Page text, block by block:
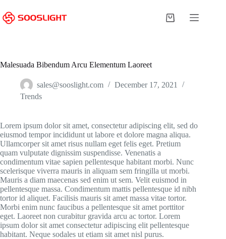
to
content
Shopping
Malesuada Bibendum Arcu Elementum Laoreet
sales@sooslight.com
December 17, 2021
Trends
Lorem ipsum dolor sit amet, consectetur adipiscing elit, sed do
eiusmod tempor incididunt ut labore et dolore magna aliqua.
Ullamcorper sit amet risus nullam eget felis eget. Pretium
quam vulputate dignissim suspendisse. Venenatis a
condimentum vitae sapien pellentesque habitant morbi. Nunc
scelerisque viverra mauris in aliquam sem fringilla ut morbi.
Mauris a diam maecenas sed enim ut sem. Velit euismod in
pellentesque massa. Condimentum mattis pellentesque id nibh
tortor id aliquet. Facilisis mauris sit amet massa vitae tortor.
Morbi enim nunc faucibus a pellentesque sit amet porttitor
eget. Laoreet non curabitur gravida arcu ac tortor. Lorem
ipsum dolor sit amet consectetur adipiscing elit pellentesque
habitant. Neque sodales ut etiam sit amet nisl purus.